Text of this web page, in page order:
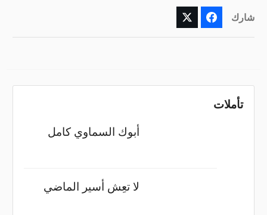
شارك
تأملات
أبوك السماوي كامل
لا تعِش أسير الماضي